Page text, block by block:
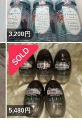
3,200円
5,480円